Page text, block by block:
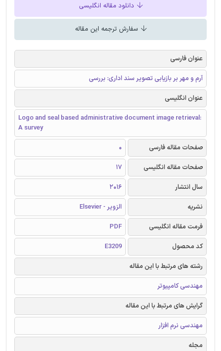
دانلود مقاله انگلیسی
سفارش ترجمه این مقاله
عنوان فارسی
آرم و مهر بر بازیابی تصویر سند اداری: بررسی
عنوان انگلیسی
Logo and seal based administrative document image retrieval:
A survey
صفحات مقاله فارسی
0
صفحات مقاله انگلیسی
17
سال انتشار
2016
نشریه
الزویر - Elsevier
فرمت مقاله انگلیسی
PDF
کد محصول
E3209
رشته های مرتبط با این مقاله
مهندسی کامپیوتر
گرایش های مرتبط با این مقاله
مهندسی نرم افزار
مجله